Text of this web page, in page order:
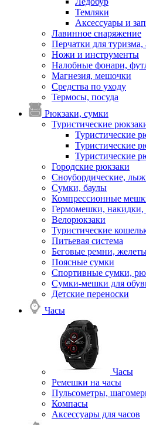
Темляки
Аксессуары и
Лавинное снаряжение
Перчатки для туризма,
Ножи и инструменты
Налобные фонари,
Магнезия, мешочки
Средства по уходу
Термосы, посуда
Рюкзаки, сумки
Туристические
Туристические
Туристические
Туристические
Городские рюкзаки
Сноубордические,
Сумки, баулы
Компрессионные
Гермомешки, накидки,
Велорюкзаки
Туристические
Питьевая система
Беговые ремни,
Поясные сумки
Спортивные сумки,
Сумки-мешки для
Детские переноски
Часы
Часы
Ремешки на часы
Пульсометры,
Компасы
Аксессуары для часов